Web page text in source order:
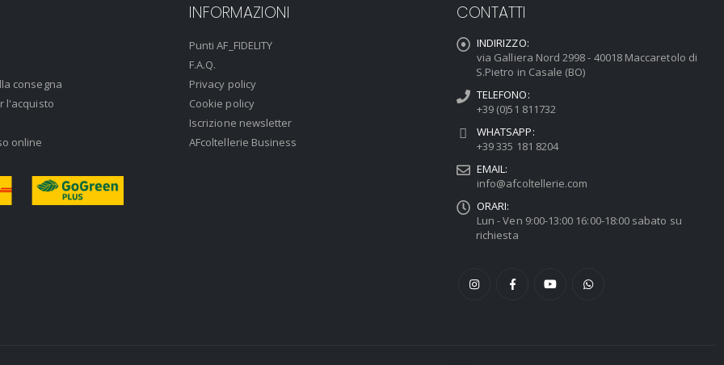
consegna
l'acquisto
online
INFORMAZIONI
Punti AF_FIDELITY
F.A.Q.
Privacy policy
Cookie policy
Iscrizione newsletter
AFcoltellerie Business
CONTATTI
INDIRIZZO:
via Galliera Nord 2998 - 40018 Maccaretolo di
S.Pietro in Casale (BO)
TELEFONO:
+39 (0)51 811732
WHATSAPP:
+39 335 181 8204
EMAIL:
info@afcoltellerie.com
ORARI:
Lun - Ven 9:00-13:00 16:00-18:00 sabato su
richiesta